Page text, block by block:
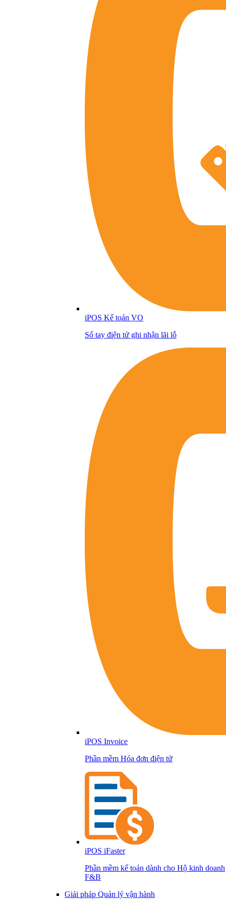
iPOS Kế toán VO
Sổ tay điện tử ghi nhận lãi lỗ
iPOS Invoice
Phần mềm Hóa đơn điện tử
iPOS iFaster
Phần mềm kế toán dành cho Hộ kinh doanh
F&B
Giải pháp Quản lý vận hành